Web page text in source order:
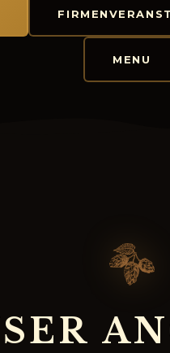
MENU
SER AN